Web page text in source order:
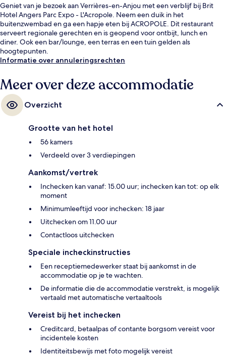
Geniet van je bezoek aan Verrières-en-Anjou met een verblijf bij Brit
Hotel Angers Parc Expo - L'Acropole. Neem een duik in het
buitenzwembad en ga een hapje eten bij ACROPOLE. Dit restaurant
serveert regionale gerechten en is geopend voor ontbijt, lunch en
diner. Ook een bar/lounge, een terras en een tuin gelden als
hoogtepunten.
Informatie over annuleringsrechten
Meer over deze accommodatie
Overzicht
Grootte van het hotel
56 kamers
Verdeeld over 3 verdiepingen
Aankomst/vertrek
Inchecken kan vanaf: 15.00 uur; inchecken kan tot: op elk
moment
Minimumleeftijd voor inchecken: 18 jaar
Uitchecken om 11.00 uur
Contactloos uitchecken
Speciale incheckinstructies
Een receptiemedewerker staat bij aankomst in de
accommodatie op je te wachten.
De informatie die de accommodatie verstrekt, is mogelijk
vertaald met automatische vertaaltools
Vereist bij het inchecken
Creditcard, betaalpas of contante borgsom vereist voor
incidentele kosten
Identiteitsbewijs met foto mogelijk vereist